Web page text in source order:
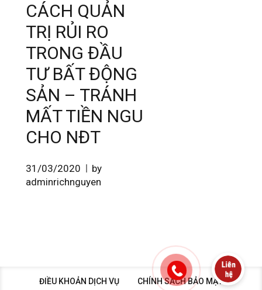
CÁCH QUẢN
TRỊ RỦI RO
TRONG ĐẦU
TƯ BẤT ĐỘNG
SẢN – TRÁNH
MẤT TIỀN NGU
CHO NĐT
31/03/2020
by
adminrichnguyen
ĐIỀU KHOẢN DỊCH VỤ CHÍNH SÁCH BẢO MẬT